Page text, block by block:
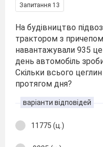
Запитання 13
На будівництво
трактором з
навантажували 935
день автомобіль
Скільки всього
протягом дня?
варіанти відповідей
11775 (ц.)